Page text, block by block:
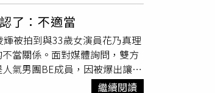
色，並結合互動拍照道具、趣
的祖先是你家的鬼》也呼應影
幕後祕辛，帶領觀眾深入了解
輪藝術電影推出《這年夏天，
西蒙「家族三部曲」最終章，
入選坎城影展正式競賽。《我
何人的家務事都不可能向外人
任何建議。他也直言，遺產
西，大家都很捕風捉影。」他
北、高雄、台中巡迴演出，購
王意萱、樊光耀。（圖／金星
了：不適當
被拍到與33歲女演員花乃真理
當關係。面對媒體詢問，雙方
氣男團BE成員，因被爆出讓一
的女兒、女星趣里交往，並於
繼續閱讀